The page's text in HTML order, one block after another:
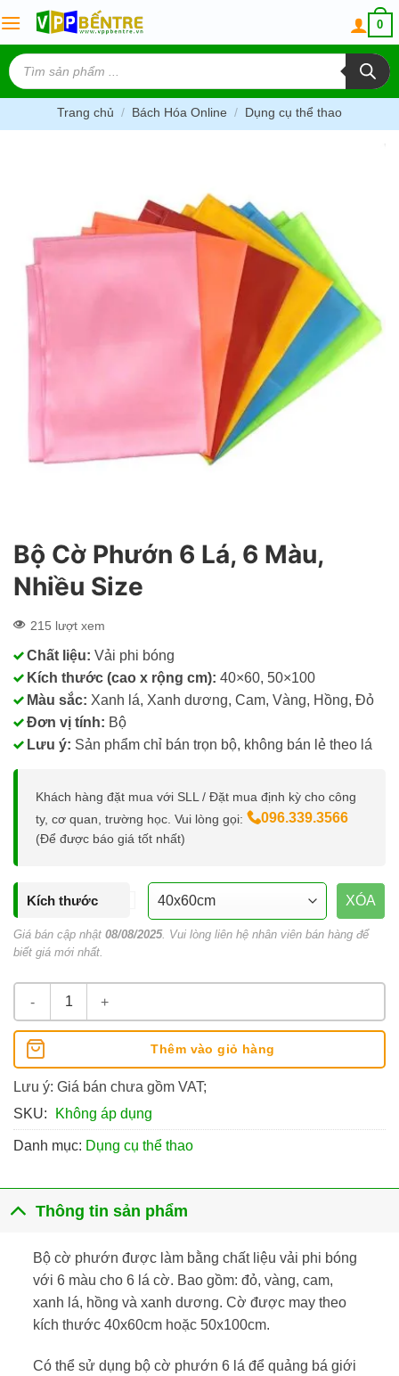
to
content
0
Tìm
kiếm
sản
phẩm
Trang chủ / Bách Hóa Online / Dụng cụ thể thao
Bộ Cờ Phướn 6 Lá, 6 Màu,
Nhiều Size
215 lượt xem
Chất liệu: Vải phi bóng
Kích thước (cao x rộng cm): 40×60, 50×100
Màu sắc: Xanh lá, Xanh dương, Cam, Vàng, Hồng, Đỏ
Đơn vị tính: Bộ
Lưu ý: Sản phẩm chỉ bán trọn bộ, không bán lẻ theo lá
Khách hàng đặt mua với SLL / Đặt mua định kỳ cho công
ty, cơ quan, trường học. Vui lòng gọi:
096.339.3566
(Để được báo giá tốt nhất)
Kích thước XÓA
Giá bán cập nhật 08/08/2025. Vui lòng liên hệ nhân viên bán hàng để
biết giá mới nhất.
Bộ Cờ Phướn 6 Lá, 6 Màu, Nhiều Size số lượng
Thêm vào giỏ hàng
Lưu ý: Giá bán chưa gồm VAT;
SKU:
Không áp dụng
Danh mục: Dụng cụ thể thao
Thông tin sản phẩm
Bộ cờ phướn được làm bằng chất liệu vải phi bóng
với 6 màu cho 6 lá cờ. Bao gồm: đỏ, vàng, cam,
xanh lá, hồng và xanh dương. Cờ được may theo
kích thước 40x60cm hoặc 50x100cm.
Có thể sử dụng bộ cờ phướn 6 lá để quảng bá giới